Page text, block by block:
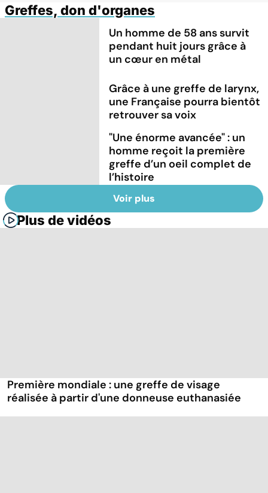
Greffes, don d'organes
Un homme de 58 ans survit
pendant huit jours grâce à
un cœur en métal
Grâce à une greffe de larynx,
une Française pourra bientôt
retrouver sa voix
"Une énorme avancée" : un
homme reçoit la première
greffe d’un oeil complet de
l’histoire
Voir plus
Plus de vidéos
Première mondiale : une greffe de visage
réalisée à partir d'une donneuse euthanasiée